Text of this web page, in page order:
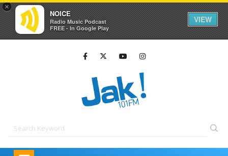
×
NOICE
Radio Music Podcast
FREE - In Google Play
VIEW